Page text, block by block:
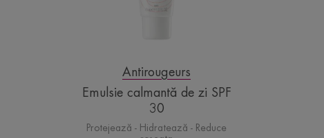
Antirougeurs
Emulsie calmantă de zi SPF
30
Protejează - Hidratează - Reduce